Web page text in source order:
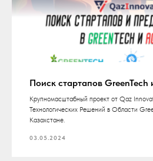
Поиск стартапов GreenTech
Крупномасштабный проект от Qaz
Технологических Решений в Области
Казахстане.
03.05.2024